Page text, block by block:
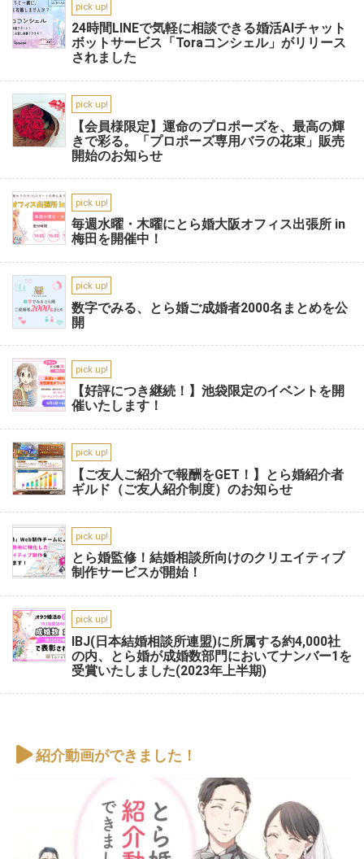
pick up!
24時間LINEで気軽に相談できる婚活AIチャット
ボットサービス「Toraコンシェル」がリリース
されました
pick up!
【会員様限定】運命のプロポーズを、最高の輝
きで彩る。「プロポーズ専用バラの花束」販売
開始のお知らせ
pick up!
毎週水曜・木曜にとら婚大阪オフィス出張所 in
梅田を開催中！
pick up!
数字でみる、とら婚ご成婚者2000名まとめを公
開
pick up!
【好評につき継続！】池袋限定のイベントを開
催いたします！
pick up!
【ご友人ご紹介で報酬をGET！】とら婚紹介者
ギルド（ご友人紹介制度）のお知らせ
pick up!
とら婚監修！結婚相談所向けのクリエイティブ
制作サービスが開始！
pick up!
IBJ(日本結婚相談所連盟)に所属する約4,000社
の内、とら婚が成婚数部門においてナンバー1を
受賞いたしました(2023年上半期)
紹介動画ができました！